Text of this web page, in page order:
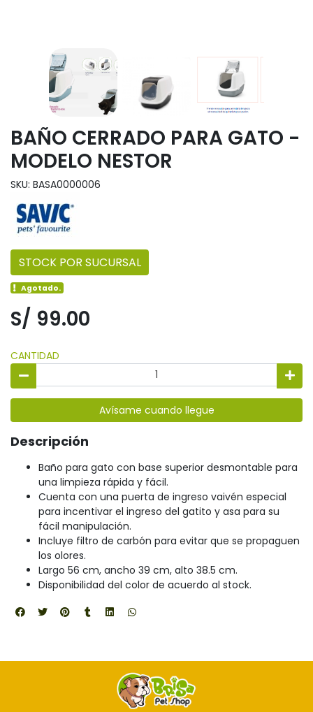
BAÑO CERRADO PARA GATO -
MODELO NESTOR
SKU: BASA0000006
STOCK POR SUCURSAL
Agotado.
S/ 99.00
CANTIDAD
Avísame cuando llegue
Descripción
Baño para gato con base superior desmontable para
una limpieza rápida y fácil.
Cuenta con una puerta de ingreso vaivén especial
para incentivar el ingreso del gatito y asa para su
fácil manipulación.
Incluye filtro de carbón para evitar que se propaguen
los olores.
Largo 56 cm, ancho 39 cm, alto 38.5 cm.
Disponibilidad del color de acuerdo al stock.